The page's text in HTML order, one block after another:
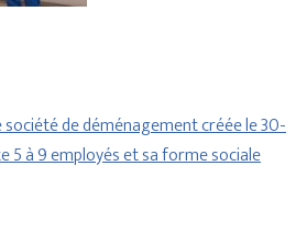
de déménagement créée le 30-
5 à 9 employés et sa forme sociale